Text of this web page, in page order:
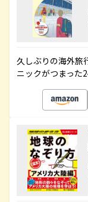
久しぶりの海外旅
ニックがつまった